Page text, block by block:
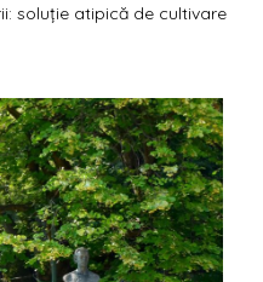
soluție atipică de cultivare